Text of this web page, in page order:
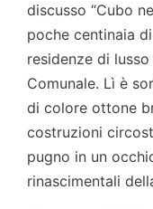
discusso “Cubo
poche centinaia
residenze di
Comunale. Lì è
di colore ottone
costruzioni
pugno in un
rinascimentali